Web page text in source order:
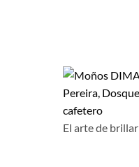
El arte de brillar